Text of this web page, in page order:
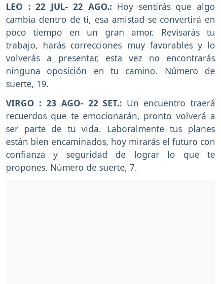
LEO : 22 JUL- 22 AGO.: Hoy sentirás que algo
cambia dentro de ti, esa amistad se convertirá en
poco tiempo en un gran amor. Revisarás tu
trabajo, harás correcciones muy favorables y lo
volverás a presentar, esta vez no encontrarás
ninguna oposición en tu camino. Número de
suerte, 19.
VIRGO : 23 AGO- 22 SET.: Un encuentro traerá
recuerdos que te emocionarán, pronto volverá a
ser parte de tu vida. Laboralmente tus planes
están bien encaminados, hoy mirarás el futuro con
confianza y seguridad de lograr lo que te
propones. Número de suerte, 7.